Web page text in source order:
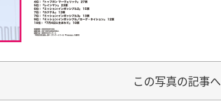
この写真の記事へ